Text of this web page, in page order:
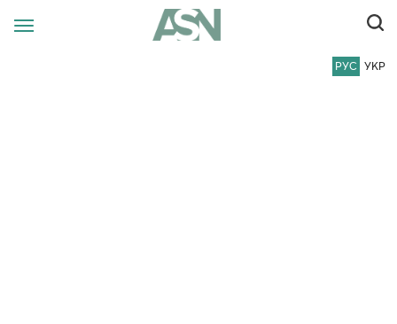
РУС УКР